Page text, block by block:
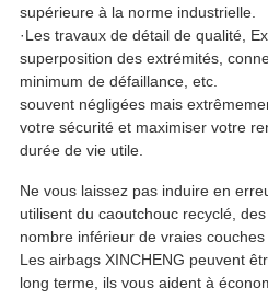
supérieure à la norme industrielle.
·Les travaux de détail de qualité,
superposition des extrémités,
minimum de défaillance, etc.
souvent négligées mais
votre sécurité et maximiser votre
durée de vie utile.
Ne vous laissez pas induire en
utilisent du caoutchouc recyclé,
nombre inférieur de vraies
Les airbags XINCHENG peuvent
long terme, ils vous aident à